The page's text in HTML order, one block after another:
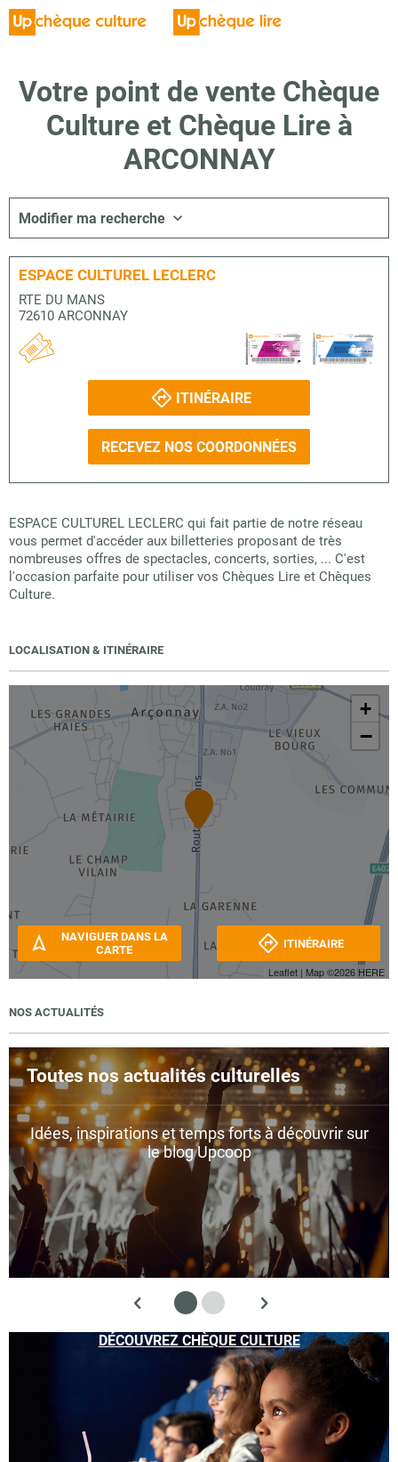
Votre point de vente Chèque
Culture et Chèque Lire à
ARCONNAY
Modifier ma recherche
ESPACE CULTUREL LECLERC
RTE DU MANS
72610 ARCONNAY
ITINÉRAIRE
RECEVEZ NOS COORDONNÉES
ESPACE CULTUREL LECLERC qui fait partie de notre réseau
vous permet d'accéder aux billetteries proposant de très
nombreuses offres de spectacles, concerts, sorties, ... C'est
l'occasion parfaite pour utiliser vos Chèques Lire et Chèques
Culture.
LOCALISATION & ITINÉRAIRE
+
−
Leaflet | Map ©2026 HERE
NAVIGUER DANS LA
CARTE
ITINÉRAIRE
NOS ACTUALITÉS
Toutes nos actualités culturelles
Idées, inspirations et temps forts à découvrir sur
le blog Upcoop
DÉCOUVREZ CHÈQUE CULTURE